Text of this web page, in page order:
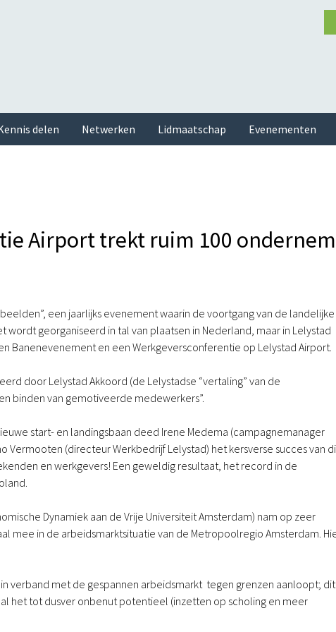
Airport trekt ruim 100
een jaarlijks evenement waarin de voortgang van de landelijke
wordt georganiseerd in tal van plaatsen in Nederland, maar in Lelystad
Banenevenement en een Werkgeversconferentie op Lelystad Airport.
door Lelystad Akkoord (de Lelystadse “vertaling” van de
binden van gemotiveerde medewerkers”.
start- en landingsbaan deed Irene Medema (campagnemanager
Vermooten (directeur Werkbedrijf Lelystad) het kersverse succes van
en werkgevers! Een geweldig resultaat, het record in de
Dynamiek aan de Vrije Universiteit Amsterdam) nam op zeer
mee in de arbeidsmarktsituatie van de Metropoolregio Amsterdam.
verband met de gespannen arbeidsmarkt tegen grenzen aanloopt; dit
het tot dusver onbenut potentieel (inzetten op scholing en meer
delen Netwerken Lidmaatschap Evenementen